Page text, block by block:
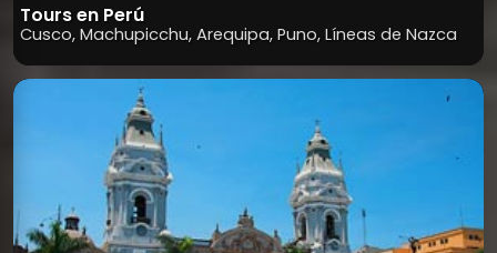
Tours en Perú
Cusco, Machupicchu, Arequipa, Puno, Líneas de Nazca